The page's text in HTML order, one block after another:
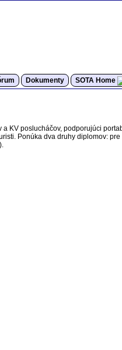
Dokumenty SOTA Home
KV poslucháčov, podporujúci
Ponúka dva druhy diplomov: